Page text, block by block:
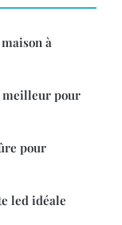
à
meilleur pour
pour
led idéale